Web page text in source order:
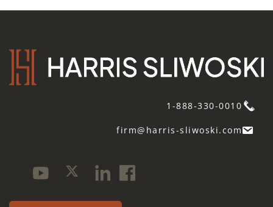
1-888-330-0010
firm@harris-sliwoski.com